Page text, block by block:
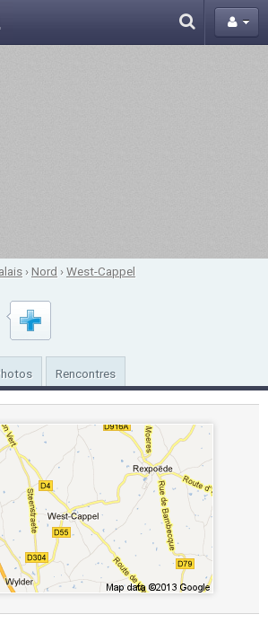
›Nord ›West-Cappel
Rencontres